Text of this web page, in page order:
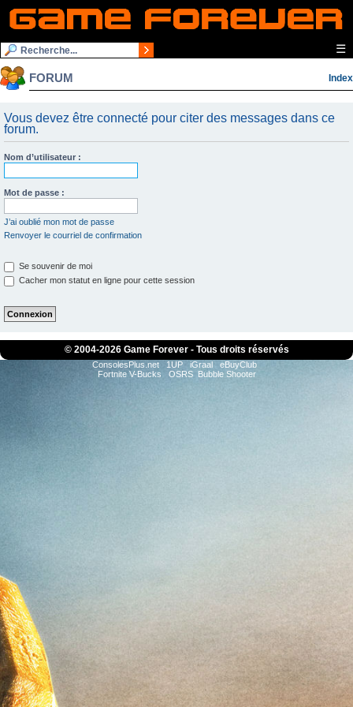
☰
FORUM Index
Vous devez être connecté pour citer des messages dans ce
forum.
Nom d’utilisateur :
Mot de passe :
J’ai oublié mon mot de passe
Renvoyer le courriel de confirmation
Se souvenir de moi
Cacher mon statut en ligne pour cette session
© 2004-2026 Game Forever - Tous droits réservés
ConsolesPlus.net 1UP iGraal
eBuyClub
Fortnite V-Bucks
OSRS Bubble Shooter